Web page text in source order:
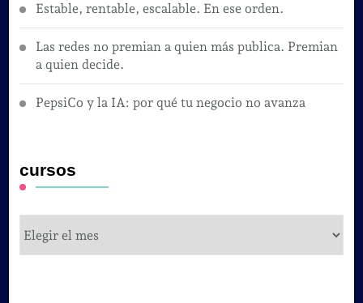
Estable, rentable, escalable. En ese orden.
Las redes no premian a quien más publica. Premian
a quien decide.
PepsiCo y la IA: por qué tu negocio no avanza
cursos